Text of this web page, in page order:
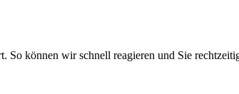
können wir schnell reagieren und Sie